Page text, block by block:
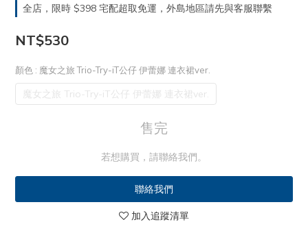
全店，限時 $398 宅配超取免運，外島地區請先與客服聯繫
NT$530
顏色 : 魔女之旅 Trio-Try-iT公仔 伊蕾娜 連衣裙ver.
魔女之旅 Trio-Try-iT公仔 伊蕾娜 連衣裙ver.
售完
若想購買，請聯絡我們。
聯絡我們
加入追蹤清單